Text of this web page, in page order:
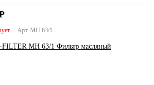
Арт. MH 63/1
MH 63/1 Фильтр масляный